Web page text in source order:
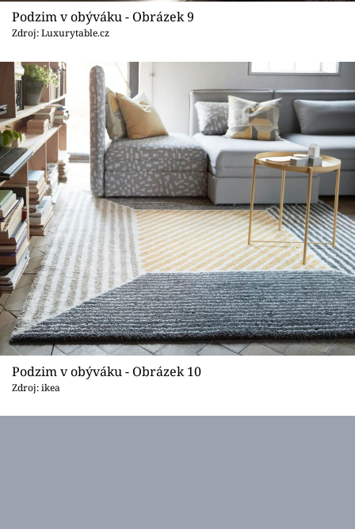
Podzim v obýváku - Obrázek 9
Zdroj: Luxurytable.cz
Podzim v obýváku - Obrázek 10
Zdroj: ikea